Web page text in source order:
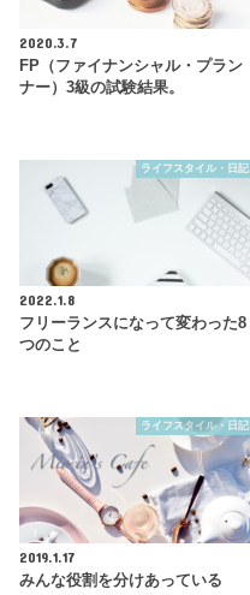
2020.3.7
FP（ファイナンシャル・プラン
ナー）3級の試験結果。
ライフスタイル・日記
2022.1.8
フリーランスになって変わった8
つのこと
ライフスタイル・日記
2019.1.17
みんな役割を分けあっている